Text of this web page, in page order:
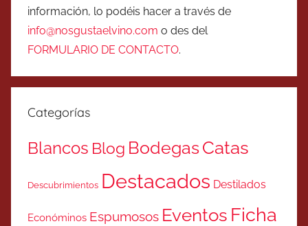
información, lo podéis hacer a través de
info@nosgustaelvino.com o des del
FORMULARIO DE CONTACTO.
Categorías
Blancos Blog BodegasCatas
Descubrimientos Destacados Destilados
Económinos Espumosos Eventos Ficha